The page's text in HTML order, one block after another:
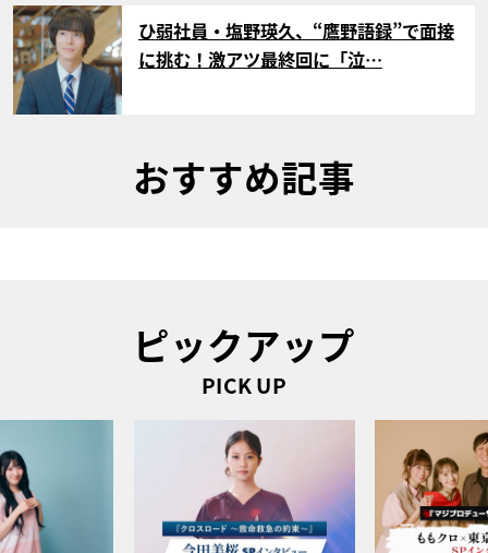
サムネイル
ひ弱社員・塩野瑛久、“鷹野語録”で面接
に挑む！激アツ最終回に「泣…
おすすめ記事
ピックアップ
PICK UP